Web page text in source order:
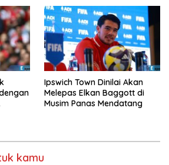
Ipswich Town Dinilai Akan
Melepas Elkan Baggott di
Musim Panas Mendatang
kamu